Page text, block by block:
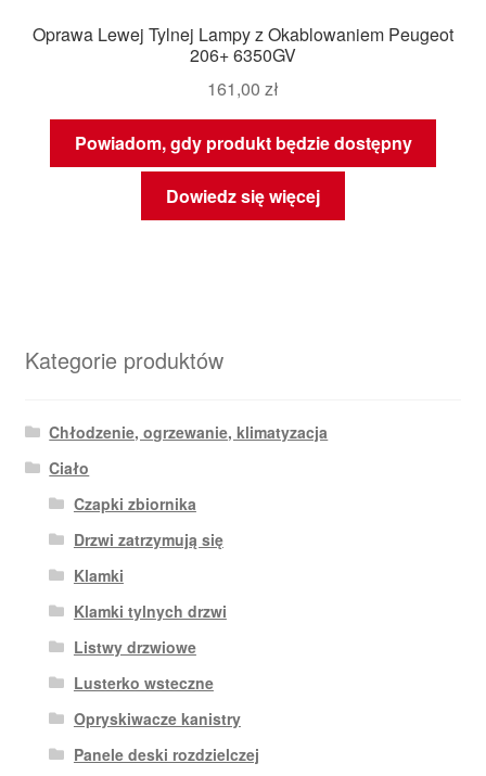
Oprawa Lewej Tylnej Lampy z Okablowaniem Peugeot
206+ 6350GV
161,00 zł
Powiadom, gdy produkt będzie dostępny
Dowiedz się więcej
Kategorie produktów
Chłodzenie, ogrzewanie, klimatyzacja
Ciało
Czapki zbiornika
Drzwi zatrzymują się
Klamki
Klamki tylnych drzwi
Listwy drzwiowe
Lusterko wsteczne
Opryskiwacze kanistry
Panele deski rozdzielczej